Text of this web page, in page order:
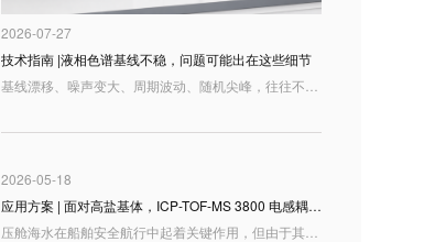
2026-07-27
技术指南 |液相色谱基线不稳，问题可能出在这些细节
2026-05-18
应用方案 | 面对高盐基体，ICP-TOF-MS 3800 电感耦合等离子体飞行时间质谱仪 如何高效检测压舱海水元素？
压舱海水在船舶安全航行中起着关键作用，但由于其成分受海域来源、船舶运行状态以及舱体材料等多重因素影响，往往含有多种金属及类金属元素。准确测定压舱水中的 Li、V、Co、Cu、Zn、As、Sr、Mo、Rh、Ba、Pb、U 等元素，不仅能帮助我们摸清压舱水的元素组成特征，也为海洋环境监测、污染溯源及风险评估提供了重要的数据支撑。